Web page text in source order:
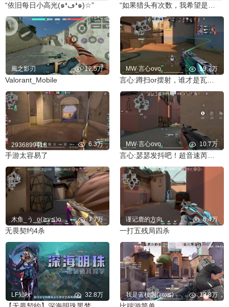
“依旧每日小高光(๑❛ڡ❛๑)☆”
風之影刃 12.5万
Valorant_Mobile
MW·言心ovo 19.7万
言心:蹲扫or摆射，谁才是瓦手最权威的开火方式！
2936899418 6.3万
手游太容易了
MW·言心ovo 10.7万
木鱼_う_o(≧v≦)o 7.7万
无畏契约4杀
谨记鹿的方向 6.4万
一打五残局四杀
LF知秋 32.8万 我是蓝桉啊(≧ω≦) 13.8万